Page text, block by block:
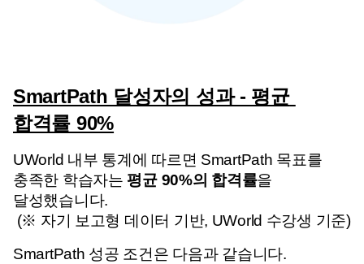
SmartPath 달성자의 성과 - 평균
합격률 90%
UWorld 내부 통계에 따르면 SmartPath 목표를
충족한 학습자는 평균 90%의 합격률을
달성했습니다.
(※ 자기 보고형 데이터 기반, UWorld 수강생 기준)
SmartPath 성공 조건은 다음과 같습니다.